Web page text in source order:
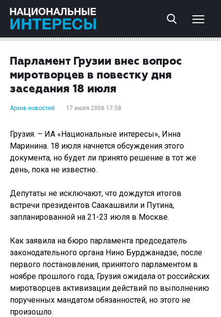
Парламент Грузии внес вопрос
миротворцев в повестку дня
заседания 18 июля
Архив новостей 17 июля 2006 17:58
Грузия. – ИА «Национальные интересы», Инна
Маринина. 18 июля начнется обсуждения этого
документа, но будет ли принято решение в тот же
день, пока не известно.
Депутаты не исключают, что дождутся итогов
встречи президентов Саакашвили и Путина,
запланированной на 21-23 июля в Москве.
Как заявила на бюро парламента председатель
законодательного органа Нино Бурджанадзе, после
первого постановления, принятого парламентом в
ноябре прошлого года, Грузия ожидала от российских
миротворцев активизации действий по выполнению
порученных мандатом обязанностей, но этого не
произошло.